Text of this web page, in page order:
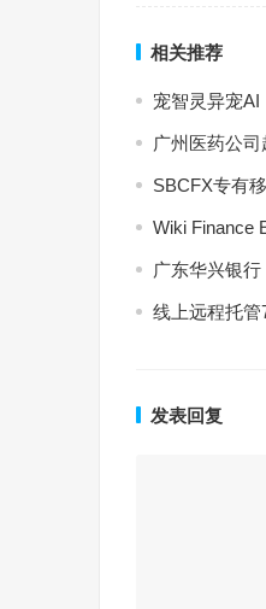
相关推荐
宠智灵异宠
广州医药公
SBCFX专有
Wiki Finance
广东华兴银
线上远程托
发表回复